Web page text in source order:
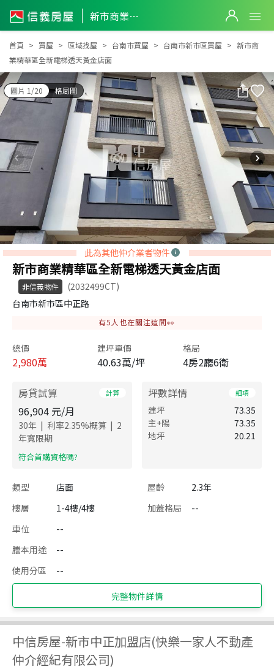
新市商業精華區全新電梯透天黃金店面
新市商業精華區全新電梯透天黃金店面
首頁 買屋 區域找屋 台南市買屋 台南市新市區買屋
新市商
業精華區全新電梯透天黃金店面
圖片 1/20 格局圖
此為其他仲介業者物件
新市商業精華區全新電梯透天黃金店面
非信義物件
(2032499CT)
台南市新市區中正路
有5 人也在關注這間👀
總價
2,980萬
建坪單價
40.63萬/坪
格局
4房2廳6衛
房貸試算 計算
96,904 元/月
30年 | 利率2.35%概算 | 2
年寬限期
​符合首購資格嗎?
坪數詳情 細項
建坪
73.35
主+陽
73.35
地坪
20.21
類型 店面 屋齡
2.3年
樓層
1-4樓/4樓 加蓋格局
--
車位
--
謄本用途
--
使用分區
--
完整物件詳情
中信房屋-新市中正加盟店(快樂一家人不動產
仲介經紀有限公司)